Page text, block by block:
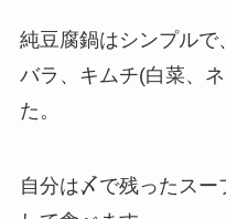
純豆腐鍋はシンプル
バラ、キムチ(白菜、
た。
自分は〆で残ったス